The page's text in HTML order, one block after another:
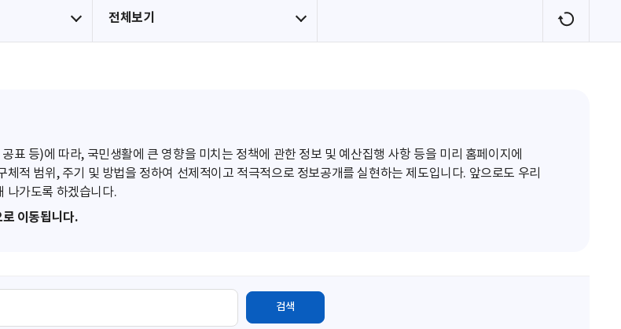
전체보기
새
로
표 등)에 따라, 국민생활에 큰 영향을 미치는 정책에 관한 정보 및 예산집행 사항 등을 미리 홈페이지에
적 범위, 주기 및 방법을 정하여 선제적이고 적극적으로 정보공개를 실현하는 제도입니다. 앞으로도 우리
나가도록 하겠습니다.
이동됩니다.
검색